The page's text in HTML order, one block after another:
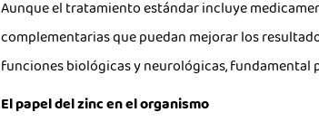
Aunque el tratamiento estándar incluye
complementarias que puedan mejorar los
funciones biológicas y neurológicas,
El papel del zinc en el organismo